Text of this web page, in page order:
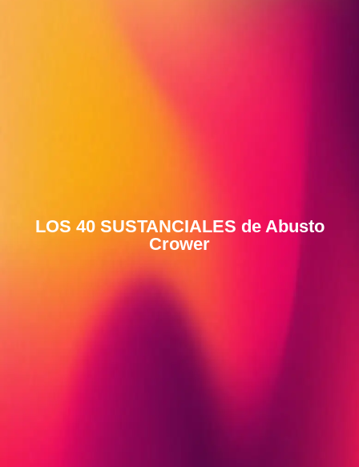
LOS 40 SUSTANCIALES de Abusto
Crower